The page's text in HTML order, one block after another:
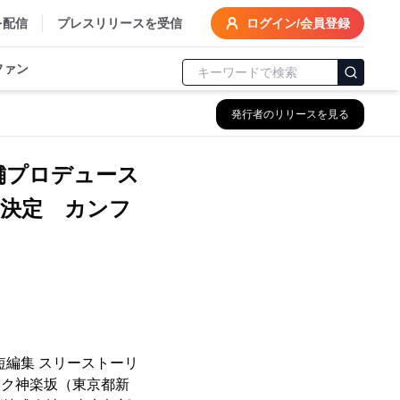
配信 プレスリリースを受信 ログイン/会員登録
ァン
発行者のリリースを見る
ロデュース
決定 カンフ
集 スリーストーリ
神楽坂（東京都新